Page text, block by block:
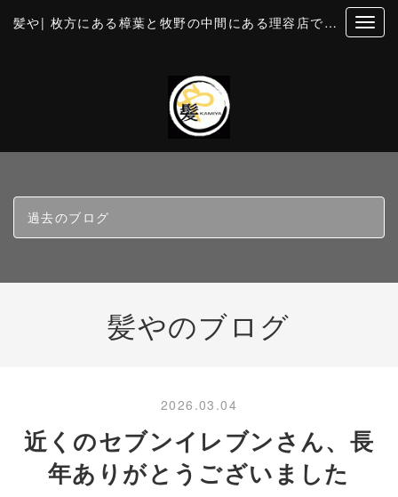
髪や| 枚方にある樟葉と牧野の中間にある理容店です。個室風の空間でカットとお顔そり・美容・理容
過去のブログ
髪やのブログ
2026.03.04
近くのセブンイレブンさん、長
年ありがとうございました